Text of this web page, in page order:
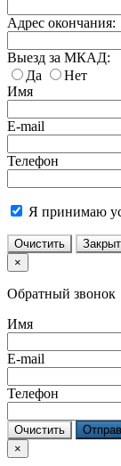
Адрес окончания:
Выезд за МКАД:
Да
Нет
Имя
E-mail
Телефон
Я принимаю
Очистить
×
Обратный звонок
Имя
E-mail
Телефон
Очистить
×